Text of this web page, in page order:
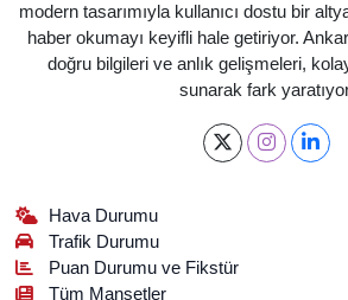
modern tasarımıyla kullanıcı dostu bir
haber okumayı keyifli hale getiriyor.
doğru bilgileri ve anlık gelişmeleri,
sunarak fark
Hava Durumu
Trafik Durumu
Puan Durumu ve Fikstür
Tüm Manşetler